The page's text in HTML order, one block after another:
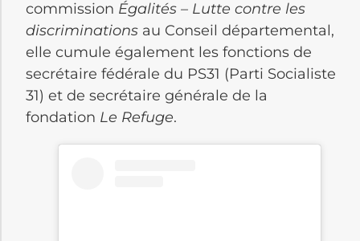
commission Égalités – Lutte contre les
discriminations au Conseil départemental,
elle cumule également les fonctions de
secrétaire fédérale du PS31 (Parti Socialiste
31) et de secrétaire générale de la
fondation Le Refuge.